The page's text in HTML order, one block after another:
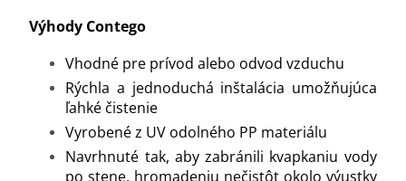
Výhody Contego
Vhodné pre prívod alebo odvod vzduchu
Rýchla a jednoduchá inštalácia umožňujúca
ľahké čistenie
Vyrobené z UV odolného PP materiálu
Navrhnuté tak, aby zabránili kvapkaniu vody
po stene, hromadeniu nečistôt okolo výustky